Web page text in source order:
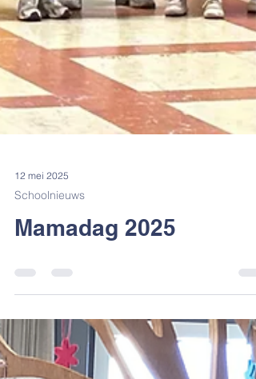
Schoolnieuws
Mamadag 2025